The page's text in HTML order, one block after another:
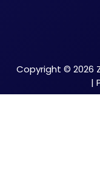
Copyright © 2026
|